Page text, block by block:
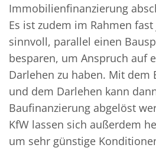
Immobilienfinanzierung
Es ist zudem im Rahmen
sinnvoll, parallel einen
besparen, um Anspruch auf
Darlehen zu haben. Mit dem
und dem Darlehen kann
Baufinanzierung abgelöst
KfW lassen sich außerdem
um sehr günstige